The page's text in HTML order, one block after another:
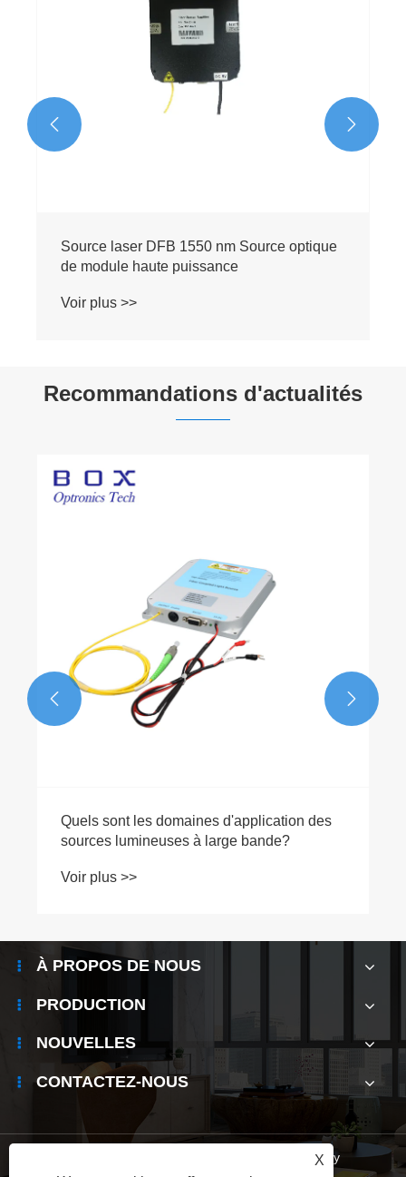
Source lumineuse pour tester la fibre unique
405–940 nm
Voir plus >>
 
Recommandations d'actualités
Comment le laser à fibre Raman améliore-t-
il l’efficacité de la transmission des
Voir plus >>
 
À PROPOS DE NOUS
PRODUCTION
NOUVELLES
CONTACTEZ-NOUS
Privacy Policy
X